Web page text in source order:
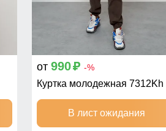
от 990p -%
Куртка молодежная 7312Kh
В лист ожидания